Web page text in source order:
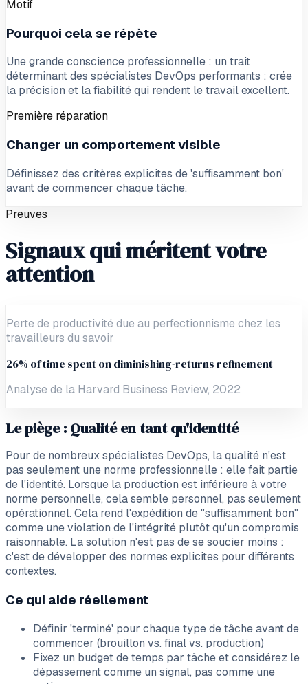
Motif
Pourquoi cela se répète
Une grande conscience professionnelle : un trait
déterminant des spécialistes DevOps performants : crée
la précision et la fiabilité qui rendent le travail excellent.
Première réparation
Changer un comportement visible
Définissez des critères explicites de 'suffisamment bon'
avant de commencer chaque tâche.
Preuves
Signaux qui méritent votre
attention
Perte de productivité due au perfectionnisme chez les
travailleurs du savoir
26% of time spent on diminishing-returns refinement
Analyse de la Harvard Business Review, 2022
Le piège : Qualité en tant qu'identité
Pour de nombreux spécialistes DevOps, la qualité n'est
pas seulement une norme professionnelle : elle fait partie
de l'identité. Lorsque la production est inférieure à votre
norme personnelle, cela semble personnel, pas seulement
opérationnel. Cela rend l'expédition de "suffisamment bon"
comme une violation de l'intégrité plutôt qu'un compromis
raisonnable. La solution n'est pas de se soucier moins :
c'est de développer des normes explicites pour différents
contextes.
Ce qui aide réellement
Définir 'terminé' pour chaque type de tâche avant de
commencer (brouillon vs. final vs. production)
Fixez un budget de temps par tâche et considérez le
dépassement comme un signal, pas comme une